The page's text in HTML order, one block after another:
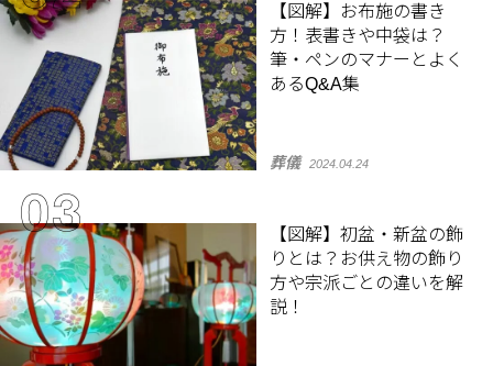
【図解】お布施の書き
方！表書きや中袋は？
筆・ペンのマナーとよく
あるQ&A集
葬儀 2024.04.24
【図解】初盆・新盆の飾
りとは？お供え物の飾り
方や宗派ごとの違いを解
説！